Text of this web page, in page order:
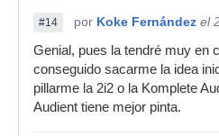
#14 por Koke Fernández el
Genial, pues la tendré muy en
conseguido sacarme la idea
pillarme la 2i2 o la Komplete
Audient tiene mejor pinta.